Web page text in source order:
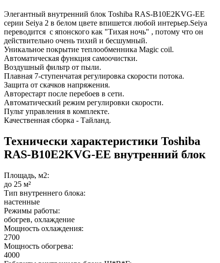
Элегантный внутренний блок Toshiba RAS-B10E2KVG-EE
серии Seiya 2 в белом цвете впишется любой интерьер.Seiya
переводится с японского как "Тихая ночь" , потому что он
действительно очень тихий и бесшумный.
Уникальное покрытие теплообменника Magic coil.
Автоматическая функция самоочистки.
Воздушный фильтр от пыли.
Плавная 7-ступенчатая регулировка скорости потока.
Защита от скачков напряжения.
Авторестарт после перебоев в сети.
Автоматический режим регулировки скорости.
Пульт управления в комплекте.
Качественная сборка - Тайланд.
Технически характеристики Toshiba
RAS-B10E2KVG-EE внутренний блок
Площадь, м2:
до 25 м²
Тип внутреннего блока:
настенные
Режимы работы:
обогрев, охлаждение
Мощность охлаждения:
2700
Мощность обогрева:
4000